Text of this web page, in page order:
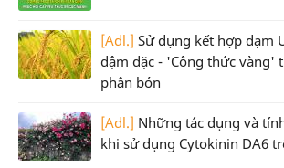
[Adl.] Sử dụng kết hợp đạm
đậm đặc - 'Công thức vàng'
phân bón
[Adl.] Những tác dụng và
khi sử dụng Cytokinin DA6